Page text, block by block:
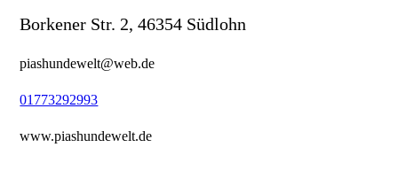
Borkener Str. 2, 46354 Südlohn
piashundewelt@web.de
01773292993
www.piashundewelt.de